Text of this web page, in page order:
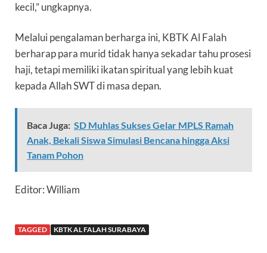
kecil,” ungkapnya.
Melalui pengalaman berharga ini, KBTK Al Falah
berharap para murid tidak hanya sekadar tahu prosesi
haji, tetapi memiliki ikatan spiritual yang lebih kuat
kepada Allah SWT di masa depan.
Baca Juga: SD Muhlas Sukses Gelar MPLS Ramah
Anak, Bekali Siswa Simulasi Bencana hingga Aksi
Tanam Pohon
Editor: William
TAGGED KBTK AL FALAH SURABAYA